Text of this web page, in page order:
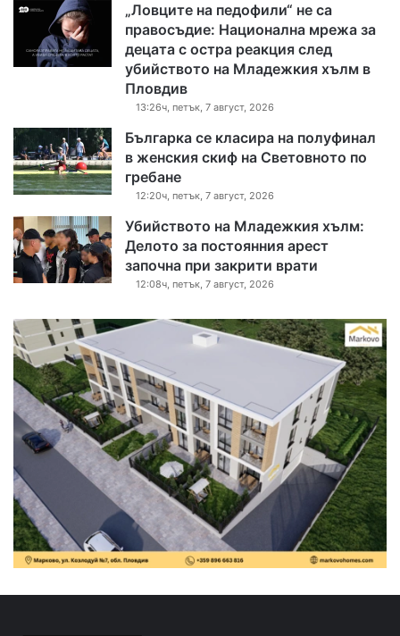
„Ловците на педофили“ не са
правосъдие: Национална мрежа за
децата с остра реакция след
убийството на Младежкия хълм в
Пловдив
13:26ч, петък, 7 август, 2026
Българка се класира на полуфинал
в женския скиф на Световното по
гребане
12:20ч, петък, 7 август, 2026
Убийството на Младежкия хълм:
Делото за постоянния арест
започна при закрити врати
12:08ч, петък, 7 август, 2026